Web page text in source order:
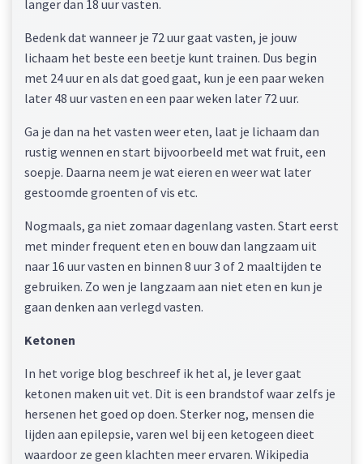
langer dan 18 uur vasten.
Bedenk dat wanneer je 72 uur gaat vasten, je jouw
lichaam het beste een beetje kunt trainen. Dus begin
met 24 uur en als dat goed gaat, kun je een paar weken
later 48 uur vasten en een paar weken later 72 uur.
Ga je dan na het vasten weer eten, laat je lichaam dan
rustig wennen en start bijvoorbeeld met wat fruit, een
soepje. Daarna neem je wat eieren en weer wat later
gestoomde groenten of vis etc.
Nogmaals, ga niet zomaar dagenlang vasten. Start eerst
met minder frequent eten en bouw dan langzaam uit
naar 16 uur vasten en binnen 8 uur 3 of 2 maaltijden te
gebruiken. Zo wen je langzaam aan niet eten en kun je
gaan denken aan verlegd vasten.
Ketonen
In het vorige blog beschreef ik het al, je lever gaat
ketonen maken uit vet. Dit is een brandstof waar zelfs je
hersenen het goed op doen. Sterker nog, mensen die
lijden aan epilepsie, varen wel bij een ketogeen dieet
waardoor ze geen klachten meer ervaren. Wikipedia